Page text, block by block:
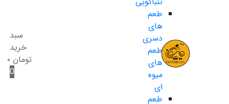
طعم
های
دسری
طعم
های
میوه
ای
طعم
سبد
خرید
تومان ۰
0